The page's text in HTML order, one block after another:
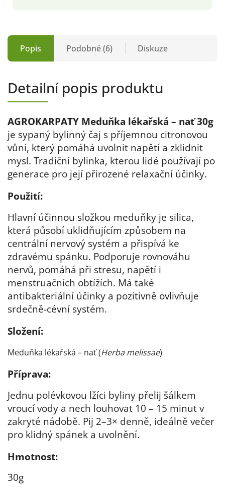
Popis Podobné (6) Diskuze
Detailní popis produktu
AGROKARPATY Meduňka lékařská – nať 30g
je sypaný bylinný čaj s příjemnou citronovou
vůní, který pomáhá uvolnit napětí a zklidnit
mysl. Tradiční bylinka, kterou lidé používají po
generace pro její přirozené relaxační účinky.
Použití:
Hlavní účinnou složkou meduňky je silica,
která působí uklidňujícím způsobem na
centrální nervový systém a přispívá ke
zdravému spánku. Podporuje rovnováhu
nervů, pomáhá při stresu, napětí i
menstruačních obtížích. Má také
antibakteriální účinky a pozitivně ovlivňuje
srdečně-cévní systém.
Složení:
Meduňka lékařská – nať (Herba melissae)
Příprava:
Jednu polévkovou lžíci byliny přelij šálkem
vroucí vody a nech louhovat 10 – 15 minut v
zakryté nádobě. Pij 2–3× denně, ideálně večer
pro klidný spánek a uvolnění.
Hmotnost:
30g